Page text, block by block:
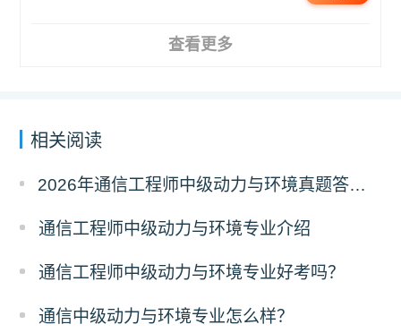
查看更多
相关阅读
2026年通信工程师中级动力与环境真题答案解析（考后更新）
通信工程师中级动力与环境专业介绍
通信工程师中级动力与环境专业好考吗？
通信中级动力与环境专业怎么样？